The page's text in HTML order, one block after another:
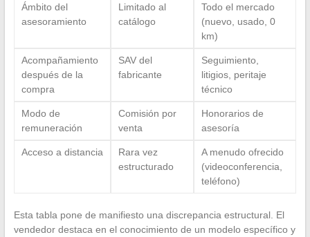
Ámbito del
asesoramiento
Limitado al
catálogo
Todo el mercado
(nuevo, usado, 0
km)
Acompañamiento
después de la
compra
SAV del
fabricante
Seguimiento,
litigios, peritaje
técnico
Modo de
remuneración
Comisión por
venta
Honorarios de
asesoría
Acceso a distancia
Rara vez
estructurado
A menudo ofrecido
(videoconferencia,
teléfono)
Esta tabla pone de manifiesto una discrepancia estructural. El
vendedor destaca en el conocimiento de un modelo específico y